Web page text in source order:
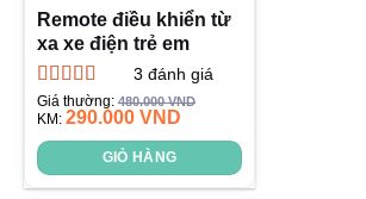
Remote điều khiển từ
xa xe điện trẻ em
Được xếp
hạng4.675
sao
3 đánh giá
Giá thường:480.000VND
KM: 290.000 VND
GIỎ HÀNG